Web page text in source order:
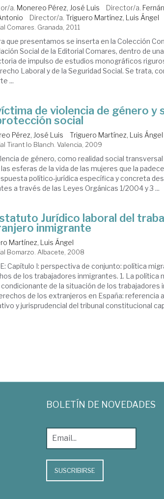
a. Monereo Pérez, José Luis Director/a.
Director/a.Triguero Martínez, Luis Ángel
Comares. Granada, 2011
que presentamos se inserta en la Colección
Social de la Editorial Comares, dentro de
de impulso de estudios monográficos
Laboral y de la Seguridad Social. Se trata,
...
de violencia de género y
social
Pérez, José Luis Triguero Martínez, Luis Ángel
Tirant lo Blanch. Valencia, 2009
de género, como realidad social
esferas de la vida de las mujeres que la
político-jurídica específica y concreta
a través de las Leyes Orgánicas 1/2004 y 3 ...
Jurídico laboral del
inmigrante
Martínez, Luis Ángel
Bomarzo. Albacete, 2008
Capítulo I: perspectiva de conjunto: política
de los trabajadores inmigrantes. 1. La política
de la situación de los trabajadores
de los extranjeros en España: referencia
y jurisprudencial del tribunal constitucional
BOLETÍN DE NOVEDADES
SUSCRIBIRSE